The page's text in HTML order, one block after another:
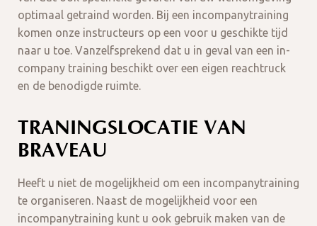
optimaal getraind worden. Bij een incompanytraining
komen onze instructeurs op een voor u geschikte tijd
naar u toe. Vanzelfsprekend dat u in geval van een in-
company training beschikt over een eigen reachtruck
en de benodigde ruimte.
TRANINGSLOCATIE VAN
BRAVEAU
Heeft u niet de mogelijkheid om een incompanytraining
te organiseren. Naast de mogelijkheid voor een
incompanytraining kunt u ook gebruik maken van de